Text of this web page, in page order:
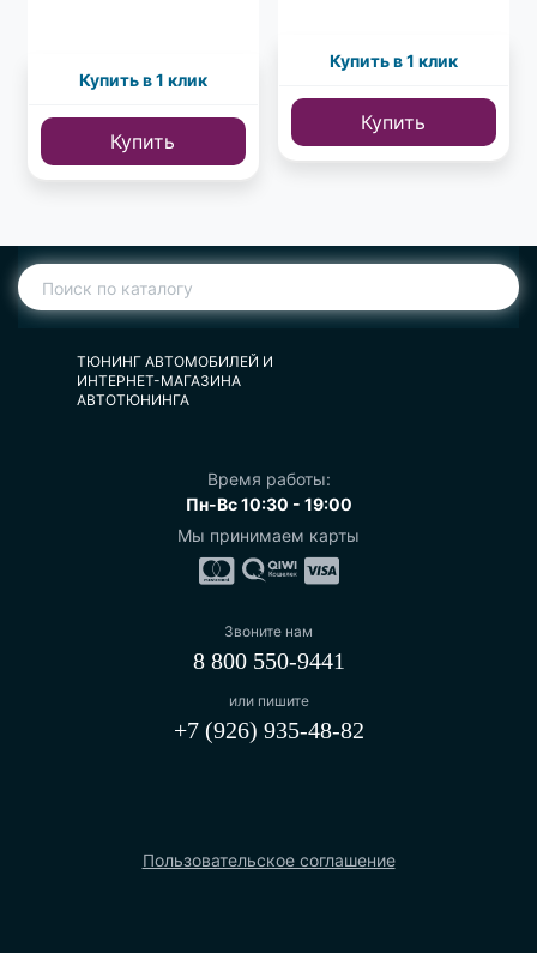
Купить в 1 клик
Купить
Купить в 1 клик
Купить
ТЮНИНГ АВТОМОБИЛЕЙ И
ИНТЕРНЕТ-МАГАЗИНА
АВТОТЮНИНГА
Время работы:
Пн-Вс 10:30 - 19:00
Мы принимаем карты
Звоните нам
8 800 550-9441
Пользовательское соглашение
или пишите
+7 (926) 935-48-82